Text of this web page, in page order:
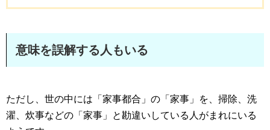
意味を誤解する人もいる
ただし、世の中には「家事都合」の「家事」を、掃除、洗
濯、炊事などの「家事」と勘違いしている人がまれにいる